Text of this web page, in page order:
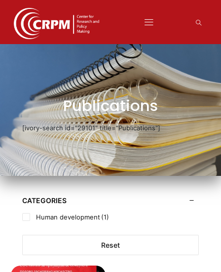
Publications
[ivory-search id="29101" title="Publications"]
CATEGORIES
Human development (1)
Reset